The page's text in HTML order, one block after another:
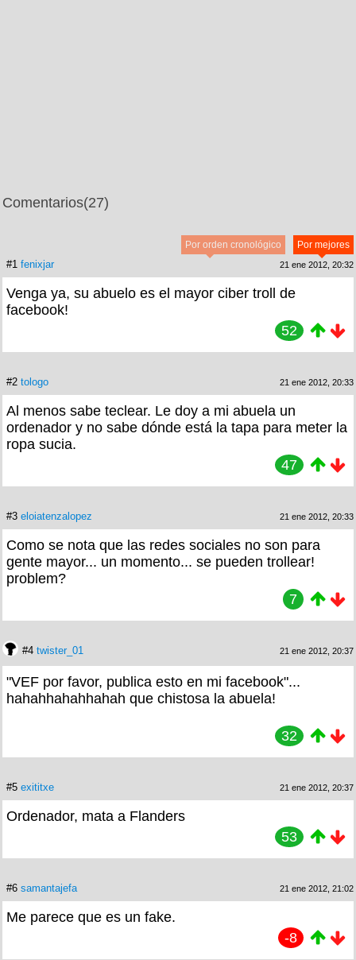
Comentarios(27)
Por mejores
Por orden cronológico
#1 fenixjar 21 ene 2012, 20:32
Venga ya, su abuelo es el mayor ciber troll de
facebook!
52
#2 tologo 21 ene 2012, 20:33
Al menos sabe teclear. Le doy a mi abuela un
ordenador y no sabe dónde está la tapa para meter la
ropa sucia.
47
#3 eloiatenzalopez 21 ene 2012, 20:33
Como se nota que las redes sociales no son para
gente mayor... un momento... se pueden trollear!
problem?
7
#4 twister_01 21 ene 2012, 20:37
"VEF por favor, publica esto en mi facebook"...
hahahhahahhahah que chistosa la abuela!
32
#5 exititxe 21 ene 2012, 20:37
Ordenador, mata a Flanders
53
#6 samantajefa 21 ene 2012, 21:02
Me parece que es un fake.
-8